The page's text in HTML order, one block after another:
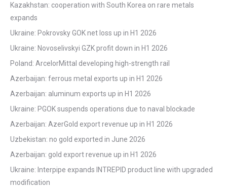
Kazakhstan: cooperation with South Korea on rare metals
expands
Ukraine: Pokrovsky GOK net loss up in H1 2026
Ukraine: Novoselivskyi GZK profit down in H1 2026
Poland: ArcelorMittal developing high-strength rail
Azerbaijan: ferrous metal exports up in H1 2026
Azerbaijan: aluminum exports up in H1 2026
Ukraine: PGOK suspends operations due to naval blockade
Azerbaijan: AzerGold export revenue up in H1 2026
Uzbekistan: no gold exported in June 2026
Azerbaijan: gold export revenue up in H1 2026
Ukraine: Interpipe expands INTREPID product line with upgraded
modification